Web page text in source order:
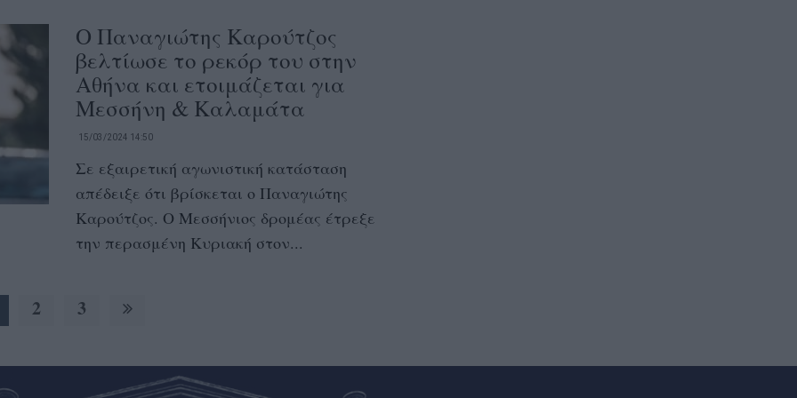
Ο Παναγιώτης Καρούτζος
βελτίωσε το ρεκόρ του στην
Αθήνα και ετοιμάζεται για
Μεσσήνη & Καλαμάτα
15/03/2024 14:50
Σε εξαιρετική αγωνιστική κατάσταση
απέδειξε ότι βρίσκεται ο Παναγιώτης
Καρούτζος. Ο Μεσσήνιος δρομέας έτρεξε
την περασμένη Κυριακή στον...
2 3